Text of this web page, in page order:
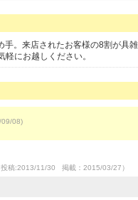
。来店されたお客様の8割が具
にお越しください。
08)
投稿:2013/11/30 掲載：2015/03/27）